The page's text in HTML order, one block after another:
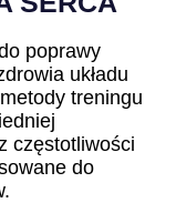
poprawy
układu
treningu
częstotliwości
do